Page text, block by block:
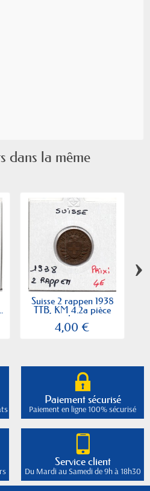
dans la même
Suisse 2 rappen 1938
TTB, KM 4.2a pièce
de...
4,00 €
›
Paiement sécurisé
Paiement en ligne 100% sécurisé
Service client
Du Mardi au Samedi de 9h à 18h30